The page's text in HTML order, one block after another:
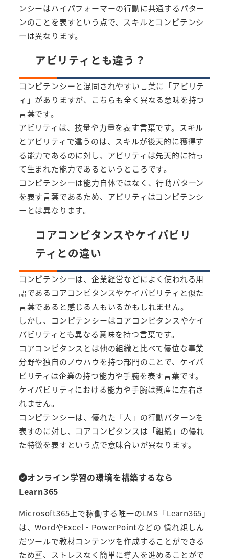
ンシーはハイパフォーマーの行動に共通するパター
ンのことを表すという点で、スキルとコンピテンシ
ーは異なります。
アビリティとも違う？
コンピテンシーと混同されやすい言葉に「アビリテ
ィ」がありますが、こちらも全く異なる意味を持つ
言葉です。
アビリティは、技量や力量を表す言葉です。スキル
とアビリティで違うのは、スキルが後天的に獲得す
る能力であるのに対し、アビリティは先天的に持っ
て生まれた能力であるというところです。
コンピテンシーは能力自体ではなく、行動パターン
を表す言葉であるため、アビリティはコンピテンシ
ーとは異なります。
コアコンピタンスやケイパビリ
ティとの違い
コンピテンシーは、企業経営などによく使われる用
語であるコアコンピタンスやケイパビリティと似た
言葉であると感じる人もいるかもしれません。
しかし、コンピテンシーはコアコンピタンスやケイ
パビリティとも異なる意味を持つ言葉です。
コアコンピタンスとは他の組織と比べて優位な事業
分野や独自のノウハウを持つ部門のことで、ケイパ
ビリティは企業の持つ能力や手腕を表す言葉です。
ケイパビリティにおける能力や手腕は資産に左右さ
れません。
コンピテンシーは、優れた「人」の行動パターンを
表すのに対し、コアコンピタンスは「組織」の優れ
た特徴を表すという点で意味合いが異なります。
オンライン学習の環境を構築するなら
Learn365
Microsoft365上で稼働する唯一のLMS「Learn365」
は、WordやExcel・PowerPointなどの 慣れ親しん
だツールで教材コンテンツを作成することができる
ため、ストレスなく簡単に導入を進めることがで